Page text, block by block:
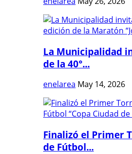
La Municipalidad
de la 40°...
enelarea May 14, 2026
Finalizó el Primer
de Fútbol...